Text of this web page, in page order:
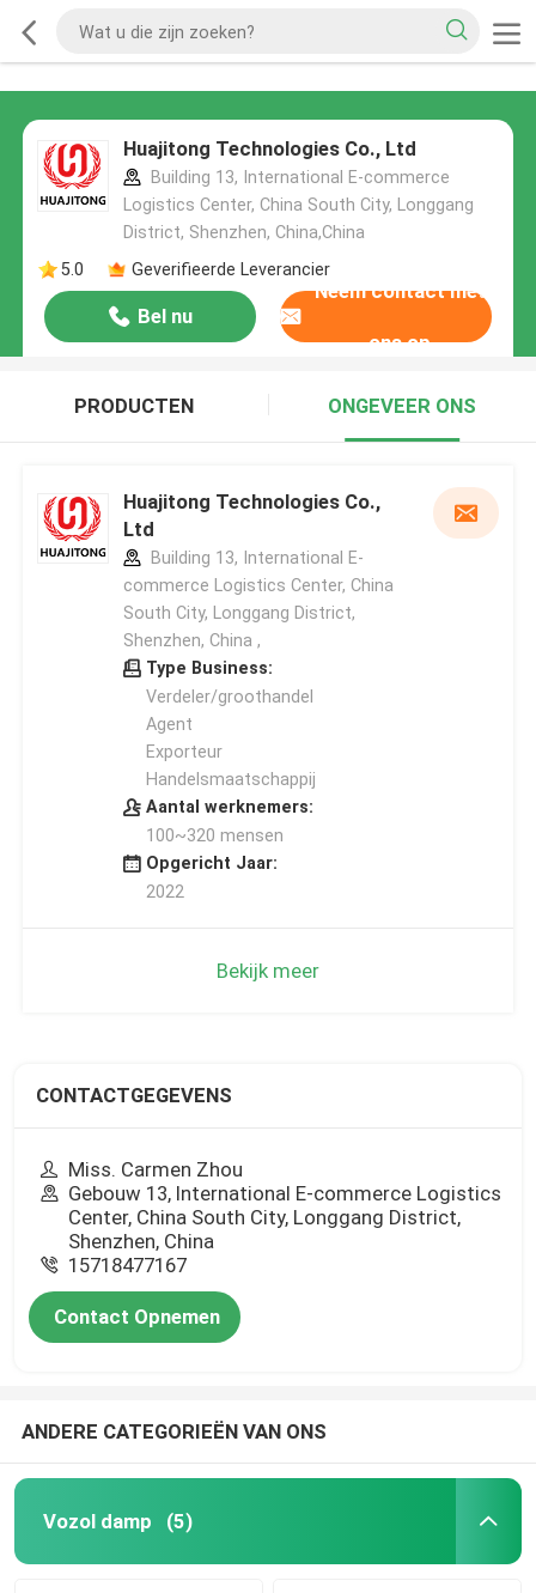
Huajitong Technologies Co., Ltd
Building 13, International E-commerce
Logistics Center, China South City, Longgang
District, Shenzhen, China,China
5.0
Geverifieerde Leverancier
Bel nu
Neem contact met
ons op
PRODUCTEN ONGEVEER ONS
Huajitong Technologies Co.,
Ltd
Building 13, International E-
commerce Logistics Center, China
South City, Longgang District,
Shenzhen, China ,
Type Business:
Verdeler/groothandel
Agent
Exporteur
Handelsmaatschappij
Aantal werknemers:
100~320 mensen
Opgericht Jaar:
2022
Bekijk meer
CONTACTGEGEVENS
Miss. Carmen Zhou
Gebouw 13, International E-commerce Logistics
Center, China South City, Longgang District,
Shenzhen, China
15718477167
Contact Opnemen
ANDERE CATEGORIEËN VAN ONS
Vozol damp (5)